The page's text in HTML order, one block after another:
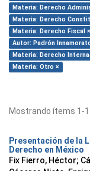
Materia: Derecho
Materia: Derecho
Materia: Derecho Fiscal ×
Autor: Padrón
Materia: Derecho
Materia: Otro ×
Mostrando ítems 1-1
Presentación de la
Derecho en México
Fix Fierro, Héctor;